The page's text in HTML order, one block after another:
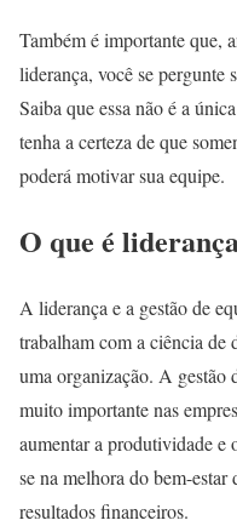
Também é importante que,
liderança, você se pergunte
Saiba que essa não é a
tenha a certeza de que
poderá motivar sua equipe.
O que é
A liderança e a gestão de
trabalham com a ciência de
uma organização. A gestão
muito importante nas
aumentar a produtividade
se na melhora do bem-estar
resultados financeiros.